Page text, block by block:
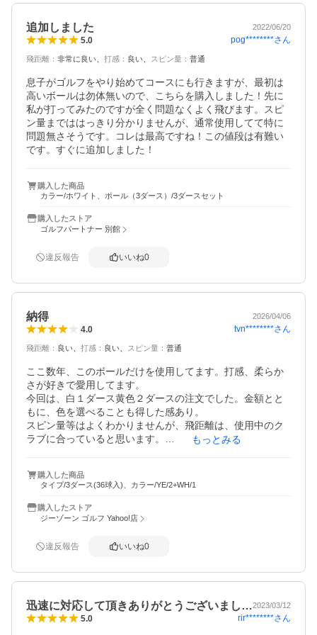
追加しました 2022/06/20
5.0 pog********さん
飛距離 ： 非常に良い 打感 ： 良い スピン量 ： 普通
息子がゴルフをやり始めてコースにも行きますが、最初は
高いボールは勿体無いので、こちらを購入しました！先に
私が打ってみたのですが全く問題なくよく飛びます。スピ
ン量までははっきり分かりませんが、通常使用してて特に
問題無さそうです。コレは最高ですね！この値段は有難い
です。すぐに追加しました！
購入した商品
カラー/ホワイト、ボール（3ダース）/3ダースセット
購入したストア
ゴルフパートナー 別館
違反報告 いいね0
納得 2026/04/06
4.0 tvn********さん
飛距離 ： 良い 打感 ： 良い スピン量 ： 普通
ここ数年、このボールだけを使用してます。打感、柔らか
さが好きで愛用してます。
今回は、白１ダース黄色２ダースの注文でした。金額とと
もに、色を選べることも得した感あり。
スピン量等はよくわかりませんが、飛距離は、使用中のク
ラブに合っていると思います。
もっとみる
購入した商品
タイプ/3ダース(36球入)、カラー/YE/2+WH/1
購入したストア
ジーゾーン ゴルフ Yahoo!店
違反報告 いいね0
迅速に対応して頂きありがとうございまし…2023/03/12
5.0 rir********さん